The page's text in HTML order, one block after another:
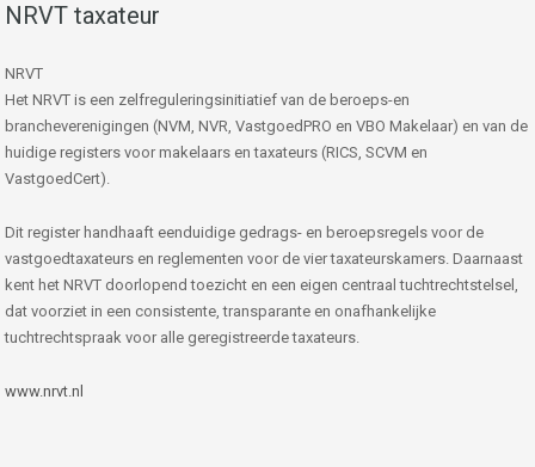
NRVT taxateur
NRVT
Het NRVT is een zelfreguleringsinitiatief van de beroeps-en
brancheverenigingen (NVM, NVR, VastgoedPRO en VBO Makelaar) en van de
huidige registers voor makelaars en taxateurs (RICS, SCVM en
VastgoedCert).
Dit register handhaaft eenduidige gedrags- en beroepsregels voor de
vastgoedtaxateurs en reglementen voor de vier taxateurskamers. Daarnaast
kent het NRVT doorlopend toezicht en een eigen centraal tuchtrechtstelsel,
dat voorziet in een consistente, transparante en onafhankelijke
tuchtrechtspraak voor alle geregistreerde taxateurs.
www.nrvt.nl